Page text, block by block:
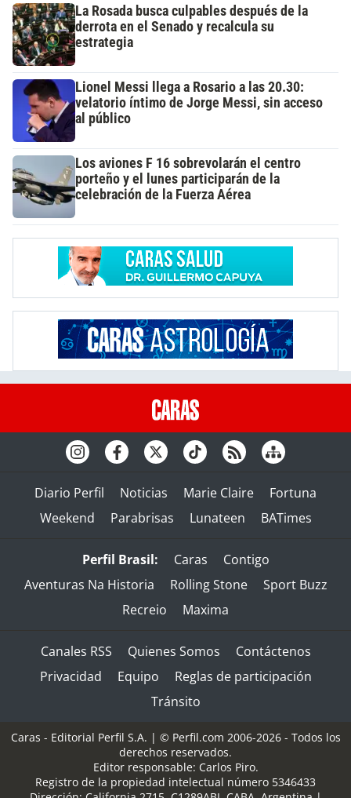
La Rosada busca culpables después de la
derrota en el Senado y recalcula su
estrategia
Lionel Messi llega a Rosario a las 20.30:
velatorio íntimo de Jorge Messi, sin acceso
al público
Los aviones F 16 sobrevolarán el centro
porteño y el lunes participarán de la
celebración de la Fuerza Aérea
Diario Perfil Noticias Marie Claire
Fortuna
Weekend
Parabrisas Lunateen BATimes
Perfil Brasil: Caras
Contigo
Aventuras Na Historia
Rolling Stone
Sport Buzz
Recreio
Maxima
Canales RSS Quienes Somos
Contáctenos
Privacidad
Equipo
Reglas de participación
Tránsito
Caras - Editorial Perfil S.A. | © Perfil.com 2006-2026 - Todos los
derechos reservados.
Editor responsable: Carlos Piro.
Registro de la propiedad intelectual número 5346433